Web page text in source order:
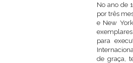
No ano de
por três
e New
para
de graça,